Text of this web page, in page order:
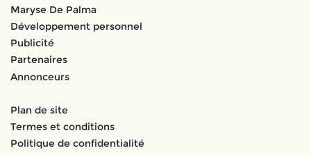
Maryse De Palma
Développement personnel
Publicité
Partenaires
Annonceurs
Plan de site
Termes et conditions
Politique de confidentialité